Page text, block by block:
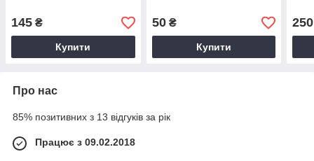
145 ₴
Купити
50₴
Купити
250
Про нас
85% позитивних з 13 відгуків за рік
Працює з 09.02.2018